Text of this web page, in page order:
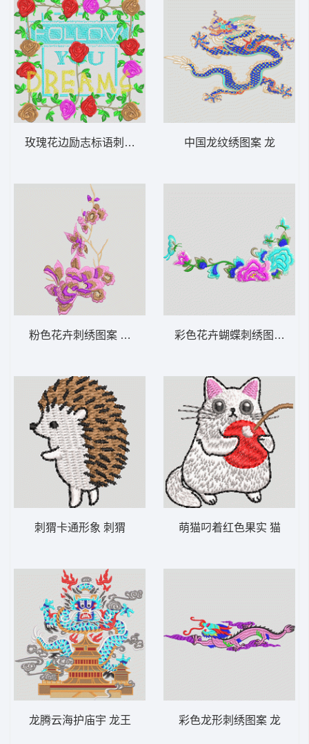
玫瑰花边励志标语刺绣 靓花
粉色花卉刺绣图案 靓花
刺猬卡通形象 刺猬
龙腾云海护庙宇 龙王
中国龙纹绣图案 龙
彩色花卉蝴蝶刺绣图案 靓
萌猫叼着红色果实 猫
彩色龙形刺绣图案 龙